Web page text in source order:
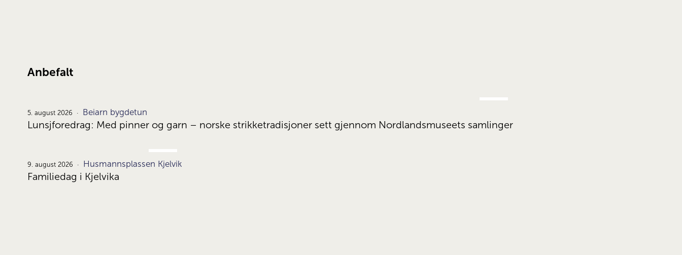
Anbefalt
5. august 2026 Beiarn bygdetun
Lunsjforedrag: Med pinner og garn – norske strikketradisjoner sett gjennom Nordlandsmuseets samlinger
9.
9. august 2026 Husmannsplassen Kjelvik
Familiedag i Kjelvika